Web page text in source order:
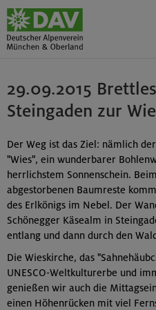
29.09.2015
Steingaden zur
Der Weg ist das Ziel: nämlich
"Wies", ein wunderbarer
herrlichstem Sonnenschein.
abgestorbenen Baumreste
des Erlkönigs im Nebel. Der
Schönegger Käsealm in
entlang und dann durch den
Die Wieskirche, das
UNESCO-Weltkulturerbe und
genießen wir auch die
einen Höhenrücken mit viel